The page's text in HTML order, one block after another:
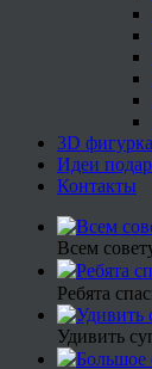
3D
Идеи
Контакты
Всем
Ребята
Удивить